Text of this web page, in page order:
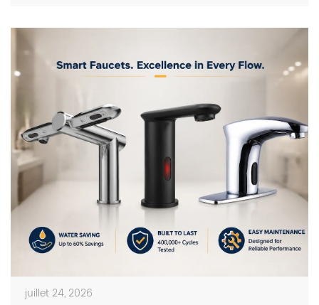
juillet 24, 2026